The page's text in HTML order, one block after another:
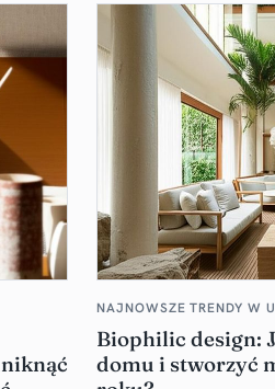
NAJNOWSZE TRENDY W
Biophilic design:
domu i stworzyć